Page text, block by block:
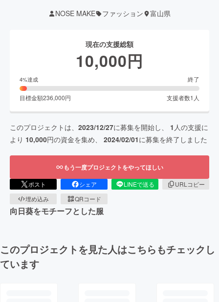
NOSE MAKE ファッション 富山県
現在の支援総額
10,000円
4%達成 終了
目標金額236,000円 支援者数1 人
このプロジェクトは、 2023/12/27に募集を開始し、 1 人の支援に
より 10,000円の資金を集め、 2024/02/01に募集を終了しました
もう一度プロジェクトをやってほしい
ポスト シェア LINEで送る
URLコピー
埋め込み
QRコード
向日葵をモチーフとした服
このプロジェクトを見た人はこちらもチェックし
ています